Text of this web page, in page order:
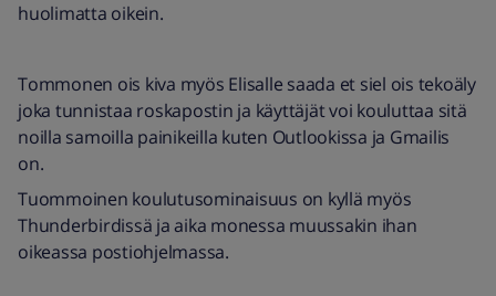
huolimatta oikein.
Tommonen ois kiva myös Elisalle saada et siel ois tekoäly
joka tunnistaa roskapostin ja käyttäjät voi kouluttaa sitä
noilla samoilla painikeilla kuten Outlookissa ja Gmailis
on.
Tuommoinen koulutusominaisuus on kyllä myös
Thunderbirdissä ja aika monessa muussakin ihan
oikeassa postiohjelmassa.